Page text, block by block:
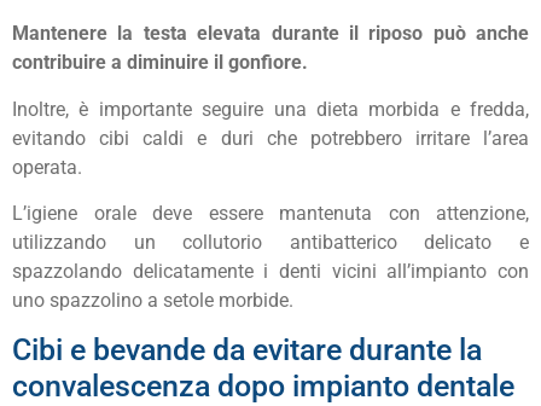
Mantenere la testa elevata durante il riposo può anche
contribuire a diminuire il gonfiore.
Inoltre, è importante seguire una dieta morbida e fredda,
evitando cibi caldi e duri che potrebbero irritare l’area
operata.
L’igiene orale deve essere mantenuta con attenzione,
utilizzando un collutorio antibatterico delicato e
spazzolando delicatamente i denti vicini all’impianto con
uno spazzolino a setole morbide.
Cibi e bevande da evitare durante la
convalescenza dopo impianto dentale